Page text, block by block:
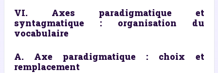
VI. Axes paradigmatique et
syntagmatique : organisation du
vocabulaire
A. Axe paradigmatique : choix et
remplacement